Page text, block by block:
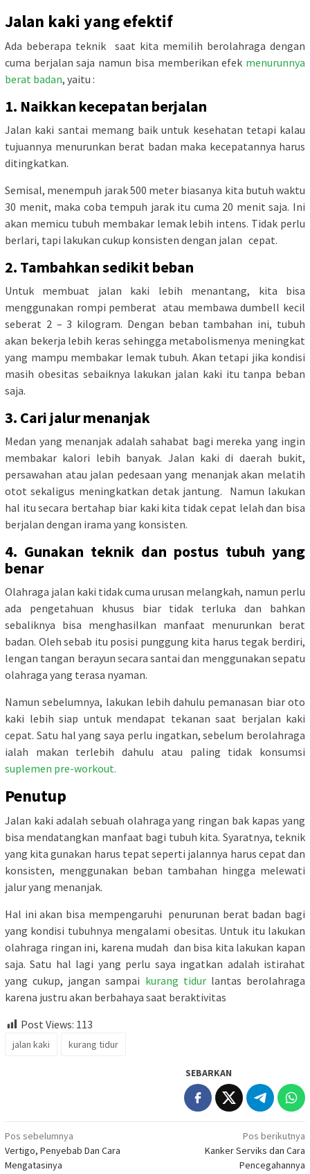
Jalan kaki yang efektif
Ada beberapa teknik saat kita memilih berolahraga dengan
cuma berjalan saja namun bisa memberikan efek menurunnya
berat badan, yaitu :
1. Naikkan kecepatan berjalan
Jalan kaki santai memang baik untuk kesehatan tetapi kalau
tujuannya menurunkan berat badan maka kecepatannya harus
ditingkatkan.
Semisal, menempuh jarak 500 meter biasanya kita butuh waktu
30 menit, maka coba tempuh jarak itu cuma 20 menit saja. Ini
akan memicu tubuh membakar lemak lebih intens. Tidak perlu
berlari, tapi lakukan cukup konsisten dengan jalan cepat.
2. Tambahkan sedikit beban
Untuk membuat jalan kaki lebih menantang, kita bisa
menggunakan rompi pemberat atau membawa dumbell kecil
seberat 2 – 3 kilogram. Dengan beban tambahan ini, tubuh
akan bekerja lebih keras sehingga metabolismenya meningkat
yang mampu membakar lemak tubuh. Akan tetapi jika kondisi
masih obesitas sebaiknya lakukan jalan kaki itu tanpa beban
saja.
3. Cari jalur menanjak
Medan yang menanjak adalah sahabat bagi mereka yang ingin
membakar kalori lebih banyak. Jalan kaki di daerah bukit,
persawahan atau jalan pedesaan yang menanjak akan melatih
otot sekaligus meningkatkan detak jantung. Namun lakukan
hal itu secara bertahap biar kaki kita tidak cepat lelah dan bisa
berjalan dengan irama yang konsisten.
4. Gunakan teknik dan postus tubuh yang
benar
Olahraga jalan kaki tidak cuma urusan melangkah, namun perlu
ada pengetahuan khusus biar tidak terluka dan bahkan
sebaliknya bisa menghasilkan manfaat menurunkan berat
badan. Oleh sebab itu posisi punggung kita harus tegak berdiri,
lengan tangan berayun secara santai dan menggunakan sepatu
olahraga yang terasa nyaman.
Namun sebelumnya, lakukan lebih dahulu pemanasan biar oto
kaki lebih siap untuk mendapat tekanan saat berjalan kaki
cepat. Satu hal yang saya perlu ingatkan, sebelum berolahraga
ialah makan terlebih dahulu atau paling tidak konsumsi
suplemen pre-workout.
Penutup
Jalan kaki adalah sebuah olahraga yang ringan bak kapas yang
bisa mendatangkan manfaat bagi tubuh kita. Syaratnya, teknik
yang kita gunakan harus tepat seperti jalannya harus cepat dan
konsisten, menggunakan beban tambahan hingga melewati
jalur yang menanjak.
Hal ini akan bisa mempengaruhi penurunan berat badan bagi
yang kondisi tubuhnya mengalami obesitas. Untuk itu lakukan
olahraga ringan ini, karena mudah dan bisa kita lakukan kapan
saja. Satu hal lagi yang perlu saya ingatkan adalah istirahat
yang cukup, jangan sampai kurang tidurlantas berolahraga
karena justru akan berbahaya saat beraktivitas
Post Views: 113
jalan kaki kurang tidur
SEBARKAN
Navigasi
pos
Pos sebelumnya
Vertigo, Penyebab Dan Cara
Mengatasinya
Pos berikutnya
Kanker Serviks dan Cara
Pencegahannya